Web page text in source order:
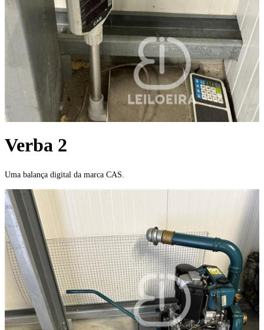
Verba 2
Uma balança digital da marca CAS.